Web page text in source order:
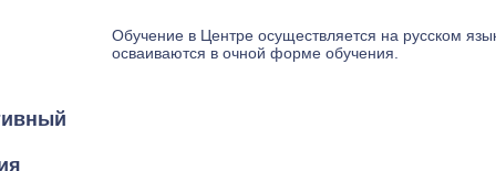
Обучение в Центре осуществляется на русском
осваиваются в очной форме обучения.